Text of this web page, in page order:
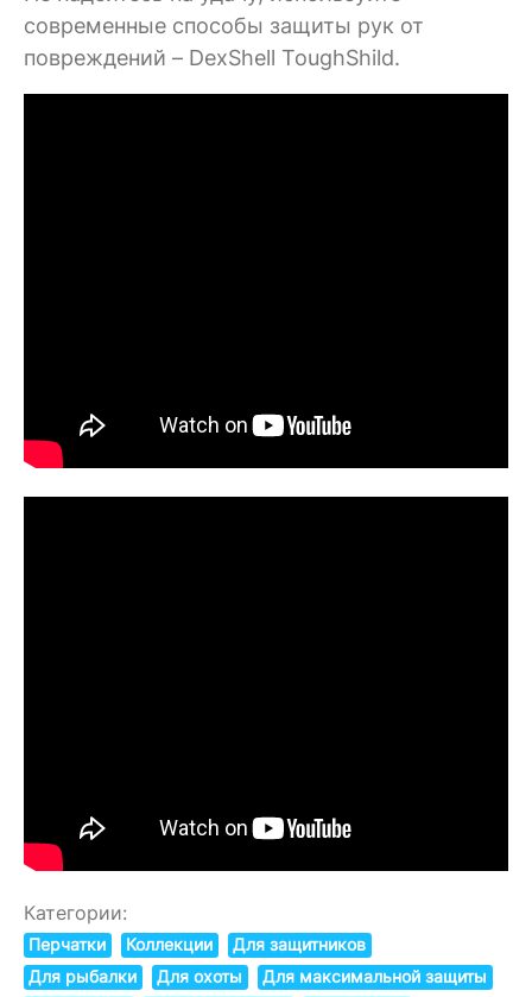
современные способы защиты рук от
повреждений – DexShell ToughShild.
Категории:
Перчатки Коллекции
Для защитников
Для рыбалки
Для охоты
Для максимальной защиты